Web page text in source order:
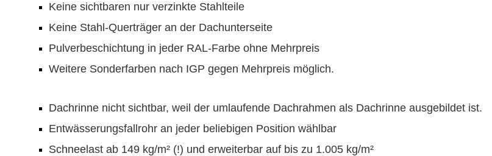
Keine sichtbaren nur verzinkte Stahlteile
Keine Stahl-Querträger an der Dachunterseite
Pulverbeschichtung in jeder RAL-Farbe ohne Mehrpreis
Weitere Sonderfarben nach IGP gegen Mehrpreis möglich.
Dachrinne nicht sichtbar, weil der umlaufende Dachrahmen als Dachrinne ausgebildet ist.
Entwässerungsfallrohr an jeder beliebigen Position wählbar
Schneelast ab 149 kg/m² (!) und erweiterbar auf bis zu 1.005 kg/m²